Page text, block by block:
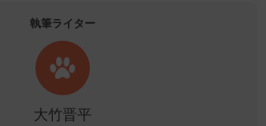
執筆ライター
大竹晋平